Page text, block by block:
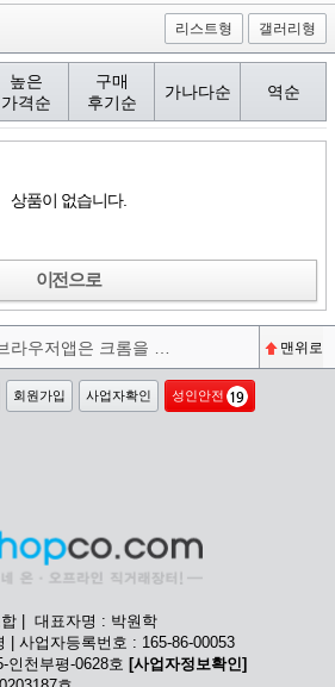
리스트형 갤러리형
높은
가격순
구매
후기순
가나다순 역순
상품이 없습니다.
이전으로
코샵코앱 설치시 모바일 브라우저앱은 크롬을 권장합니다^^ 맨위로
회원가입 사업자확인 성인안전
| 대표자명 : 박원학
| 사업자등록번호 : 165-86-00053
인천부평-0628호 [사업자정보확인]